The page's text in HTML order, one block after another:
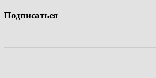
Подписаться